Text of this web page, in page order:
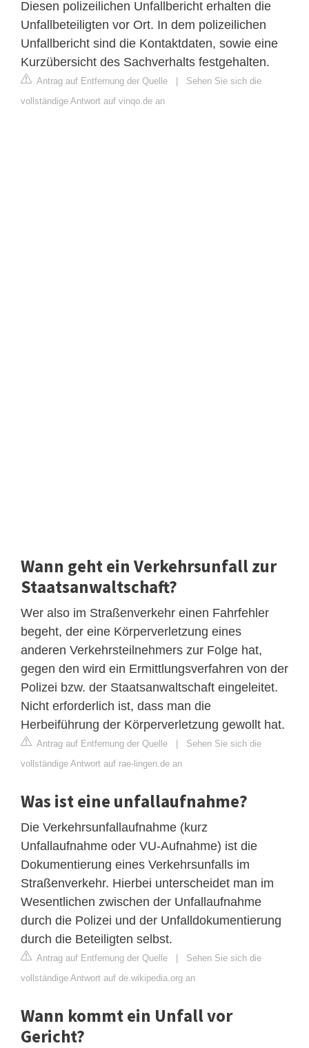
Diesen polizeilichen Unfallbericht erhalten die
Unfallbeteiligten vor Ort. In dem polizeilichen
Unfallbericht sind die Kontaktdaten, sowie eine
Kurzübersicht des Sachverhalts festgehalten.
Antrag auf Entfernung der Quelle | Sehen Sie sich die
vollständige Antwort auf vinqo.de an
Wann geht ein Verkehrsunfall zur
Staatsanwaltschaft?
Wer also im Straßenverkehr einen Fahrfehler
begeht, der eine Körperverletzung eines
anderen Verkehrsteilnehmers zur Folge hat,
gegen den wird ein Ermittlungsverfahren von der
Polizei bzw. der Staatsanwaltschaft eingeleitet.
Nicht erforderlich ist, dass man die
Herbeiführung der Körperverletzung gewollt hat.
Antrag auf Entfernung der Quelle | Sehen Sie sich die
vollständige Antwort auf rae-lingen.de an
Was ist eine unfallaufnahme?
Die Verkehrsunfallaufnahme (kurz
Unfallaufnahme oder VU-Aufnahme) ist die
Dokumentierung eines Verkehrsunfalls im
Straßenverkehr. Hierbei unterscheidet man im
Wesentlichen zwischen der Unfallaufnahme
durch die Polizei und der Unfalldokumentierung
durch die Beteiligten selbst.
Antrag auf Entfernung der Quelle | Sehen Sie sich die
vollständige Antwort auf de.wikipedia.org an
Wann kommt ein Unfall vor
Gericht?